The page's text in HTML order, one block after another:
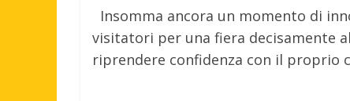
Insomma ancora un momento di
visitatori per una fiera decisamente
riprendere confidenza con il proprio